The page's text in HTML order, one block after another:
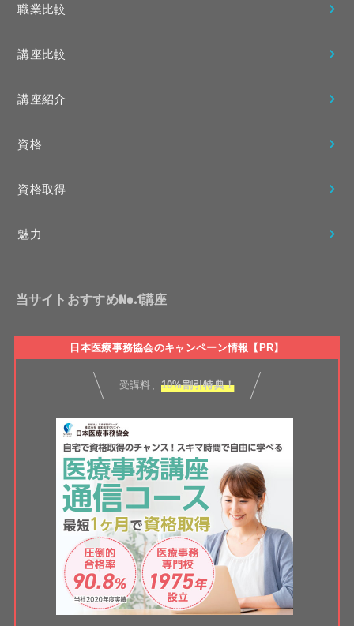
職業比較
講座比較
講座紹介
資格
資格取得
魅力
当サイトおすすめNo.1講座
日本医療事務協会のキャンペーン情報【PR】
受講料、 10%割引特典！